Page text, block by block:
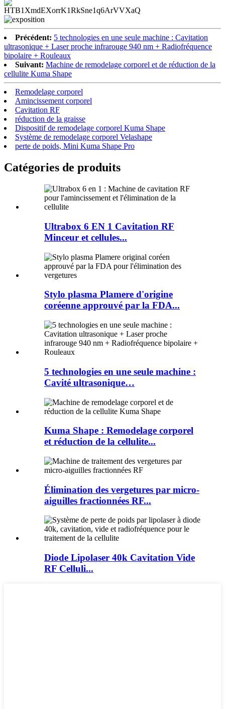
Précédent: 5 technologies en une seule machine : Cavitation
ultrasonique + Laser proche infrarouge 940 nm + Radiofréquence
bipolaire + Rouleaux
Suivant: Machine de remodelage corporel et de réduction de la
cellulite Kuma Shape
Remodelage corporel
Amincissement corporel
Cavitation RF
réduction de la graisse
Dispositif de remodelage corporel Kuma Shape
Système de remodelage corporel Velashape
perte de poids, Mini Kuma Shape Pro
Catégories de produits
Ultrabox 6 EN 1 Cavitation RF
Minceur et cellules...
Stylo plasma Plamere d'origine
coréenne approuvé par la FDA...
5 technologies en une seule machine :
Cavité ultrasonique…
Kuma Shape : Remodelage corporel
et réduction de la cellulite...
Élimination des vergetures par micro-
aiguilles fractionnées RF...
Diode Lipolaser 40k Cavitation Vide
RF Celluli...